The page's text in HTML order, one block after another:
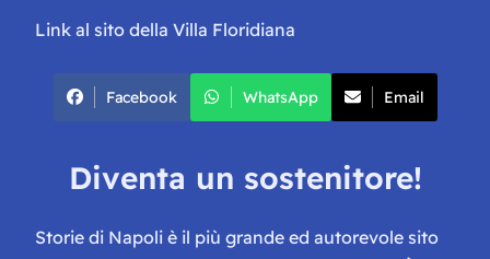
Link al sito della Villa Floridiana
Facebook WhatsApp Email
Diventa un sostenitore!
Storie di Napoli è il più grande ed autorevole sito